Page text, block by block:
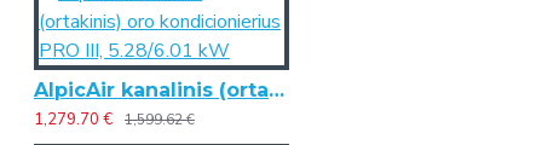
AlpicAir kanalinis (ortakinis) oro kondicionierius PRO III, 5.28/6.01 kW
1,279.70 € 1,599.62 €